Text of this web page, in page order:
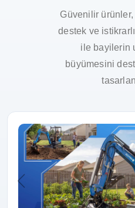
Güvenilir ürünler,
destek ve
ile bayilerin
büyümesini